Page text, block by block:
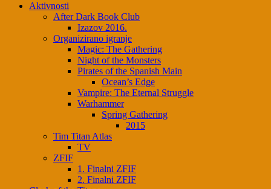
Aktivnosti
After Dark Book Club
Izazov 2016.
Organizirano igranje
Magic: The Gathering
Night of the Monsters
Pirates of the Spanish Main
Ocean’s Edge
Vampire: The Eternal Struggle
Warhammer
Spring Gathering
2015
Tim Titan Atlas
TV
ZFIF
1. Finalni ZFIF
2. Finalni ZFIF